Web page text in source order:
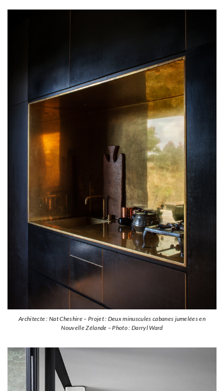
Architecte :Nat Cheshire – Projet : Deuxminuscules cabanes jumeléesen
Nouvelle Zélande – Photo : Darryl Ward